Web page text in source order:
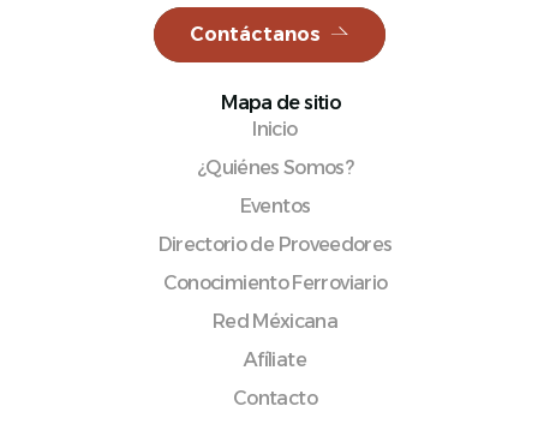
Contáctanos
Mapa de sitio
Inicio
¿Quiénes Somos?
Eventos
Directorio de Proveedores
Conocimiento Ferroviario
Red Méxicana
Afíliate
Contacto